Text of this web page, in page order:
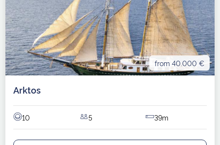
from 40.000 €
Arktos
10 5 39m